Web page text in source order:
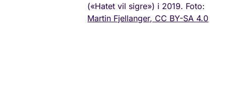
(«Hatet vil sigre») i 2019. Foto:
Martin Fjellanger, CC BY-SA 4.0